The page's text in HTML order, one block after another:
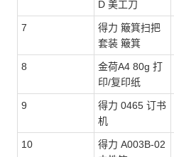
D 美工刀
7
得力 簸箕扫把
套装 簸箕
8
金荷A4 80g 打
印/复印纸
9
得力 0465 订书
机
10
得力 A003B-02